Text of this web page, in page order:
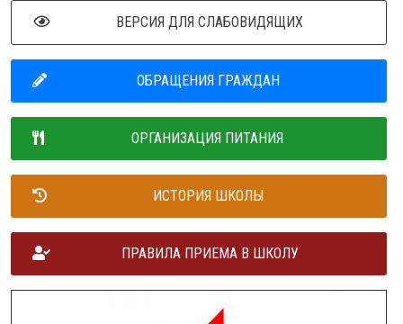
ВЕРСИЯ ДЛЯ СЛАБОВИДЯЩИХ
ОБРАЩЕНИЯ ГРАЖДАН
ОРГАНИЗАЦИЯ ПИТАНИЯ
ИСТОРИЯ ШКОЛЫ
ПРАВИЛА ПРИЕМА В ШКОЛУ